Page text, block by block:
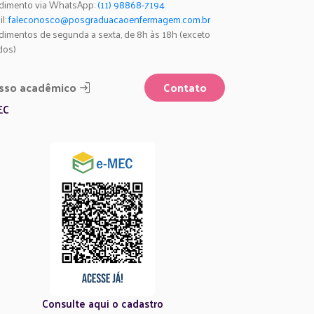
via WhatsApp:(11) 98868-7194
faleconosco@posgraduacaoenfermagem.com.br
de segunda a sexta, de 8h às 18h (exceto
acadêmico Contato
Consulte aqui o cadastro